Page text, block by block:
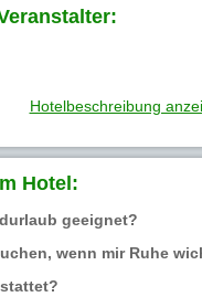
Hotelbeschreibung
Hotel:
geeignet?
wenn mir Ruhe